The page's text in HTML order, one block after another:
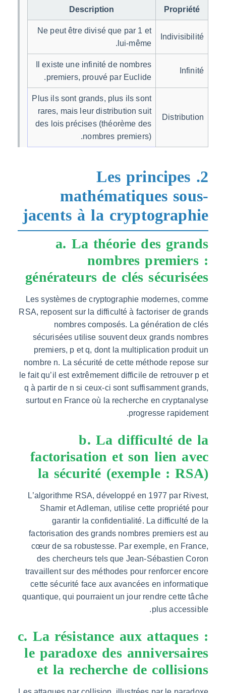
Description
Ne peut être divisé que par 1 et
Il existe une infinité de nombres
premiers, prouvé par Euclide.
Plus ils sont grands, plus ils sont
rares, mais leur distribution suit
des lois précises (théorème des
nombres premiers).
2. Les
mathématiques
jacents à la
a. La théorie des
nombres
générateurs de clés
Les systèmes de cryptographie modernes,
RSA, reposent sur la difficulté à factoriser de
nombres composés. La génération
sécurisées utilise souvent deux grands
premiers, p et q, dont la multiplication
nombre n. La sécurité de cette méthode
le fait qu’il est extrêmement difficile de
q à partir de n si ceux-ci sont suffisamment
surtout en France où la recherche en
progresse
b. La difficulté
factorisation et son lien
la sécurité (exemple :
L’algorithme RSA, développé en 1977 par
Shamir et Adleman, utilise cette
garantir la confidentialité. La
factorisation des grands nombres premiers
cœur de sa robustesse. Par exemple, en
des chercheurs tels que Jean-Sébastien
travaillent sur des méthodes pour renforcer
cette sécurité face aux avancées en
quantique, qui pourraient un jour rendre cette
plus
c. La résistance aux
le paradoxe des
et la recherche de